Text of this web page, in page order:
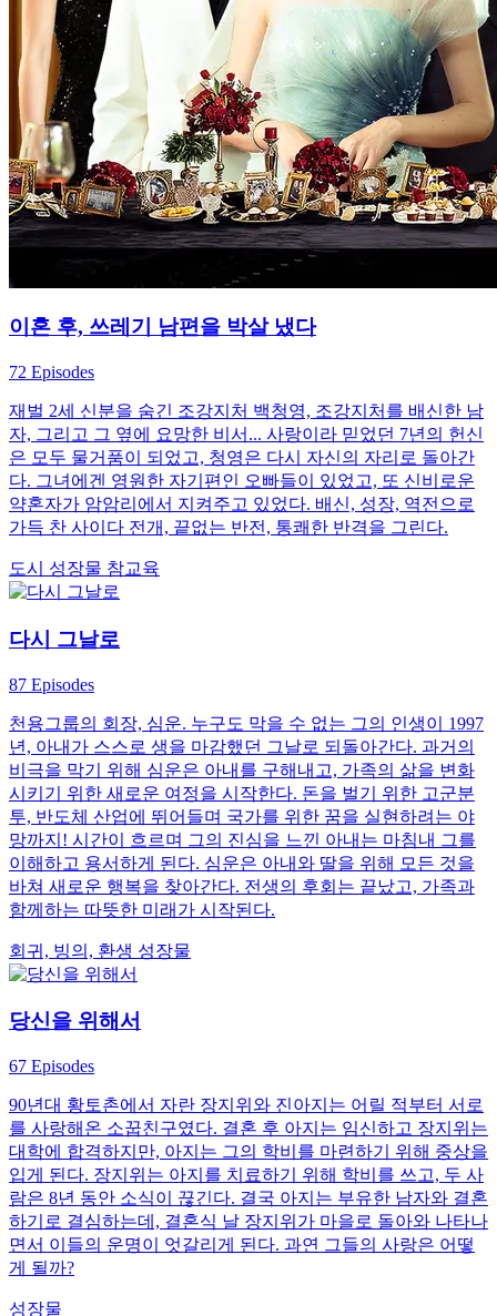
이혼 후, 쓰레기 남편을 박살 냈다
72 Episodes
재벌 2세 신분을 숨긴 조강지처 백청영, 조강지처를 배신한 남
자, 그리고 그 옆에 요망한 비서... 사랑이라 믿었던 7년의 헌신
은 모두 물거품이 되었고, 청영은 다시 자신의 자리로 돌아간
다. 그녀에겐 영원한 자기편인 오빠들이 있었고, 또 신비로운
약혼자가 암암리에서 지켜주고 있었다. 배신, 성장, 역전으로
가득 찬 사이다 전개, 끝없는 반전, 통쾌한 반격을 그린다.
도시 성장물 참교육
다시 그날로
87 Episodes
천용그룹의 회장, 심운. 누구도 막을 수 없는 그의 인생이 1997
년, 아내가 스스로 생을 마감했던 그날로 되돌아간다. 과거의
비극을 막기 위해 심운은 아내를 구해내고, 가족의 삶을 변화
시키기 위한 새로운 여정을 시작한다. 돈을 벌기 위한 고군분
투, 반도체 산업에 뛰어들며 국가를 위한 꿈을 실현하려는 야
망까지! 시간이 흐르며 그의 진심을 느낀 아내는 마침내 그를
이해하고 용서하게 된다. 심운은 아내와 딸을 위해 모든 것을
바쳐 새로운 행복을 찾아간다. 전생의 후회는 끝났고, 가족과
함께하는 따뜻한 미래가 시작된다.
회귀, 빙의, 환생 성장물
당신을 위해서
67 Episodes
90년대 황토촌에서 자란 장지위와 진아지는 어릴 적부터 서로
를 사랑해온 소꿉친구였다. 결혼 후 아지는 임신하고 장지위는
대학에 합격하지만, 아지는 그의 학비를 마련하기 위해 중상을
입게 된다. 장지위는 아지를 치료하기 위해 학비를 쓰고, 두 사
람은 8년 동안 소식이 끊긴다. 결국 아지는 부유한 남자와 결혼
하기로 결심하는데, 결혼식 날 장지위가 마을로 돌아와 나타나
면서 이들의 운명이 엇갈리게 된다. 과연 그들의 사랑은 어떻
게 될까?
성장물